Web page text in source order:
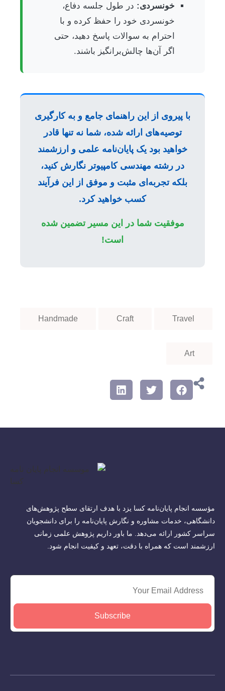
خونسردی: در طول جلسه دفاع،
خونسردی خود را حفظ کرده و با
احترام به سوالات پاسخ دهید، حتی
اگر آن‌ها چالش‌برانگیز باشند.
با پیروی از این راهنمای جامع و به کارگیری
توصیه‌های ارائه شده، شما نه تنها قادر
خواهید بود یک پایان‌نامه علمی و ارزشمند
در رشته مهندسی کامپیوتر نگارش کنید،
بلکه تجربه‌ای مثبت و موفق از این فرآیند
کسب خواهید کرد.
موفقیت شما در این مسیر تضمین شده
است!
Travel
Craft
Handmade
Art
مؤسسه انجام پایان‌نامه کسا یزد با هدف ارتقای سطح پژوهش‌های
دانشگاهی، خدمات مشاوره و نگارش پایان‌نامه را برای دانشجویان
سراسر کشور ارائه می‌دهد. ما باور داریم پژوهش علمی زمانی
ارزشمند است که همراه با دقت، تعهد و کیفیت انجام شود.
Subscribe